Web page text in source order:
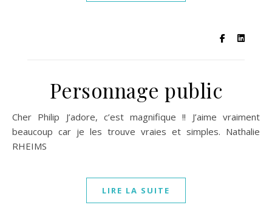
Personnage public
Cher Philip J’adore, c’est magnifique !! J’aime vraiment
beaucoup car je les trouve vraies et simples. Nathalie
RHEIMS
LIRE LA SUITE